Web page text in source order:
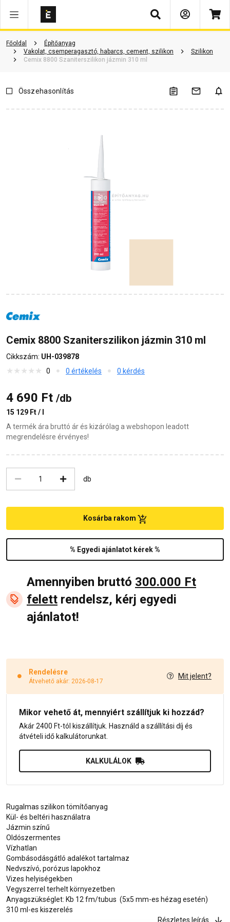
Keresés
Főoldal
Építőanyag
Vakolat, csemperagasztó, habarcs, cement, szilikon
Szilikon
Cemix 8800 Szaniterszilikon jázmin 310 ml
Dokumentumok Kérdések és válaszok
Összehasonlítás
Cemix 8800 Szaniterszilikon jázmin 310 ml
Cikkszám: UH-039878
0
0 értékelés 0 kérdés
4 690 Ft /db
15 129 Ft / l
A termék ára bruttó ár és kizárólag a webshopon leadott
megrendelésre érvényes!
db
% Egyedi ajánlatot kérek %
Kosárba rakom
Amennyiben bruttó 300.000 Ft
felett rendelsz, kérj egyedi
ajánlatot!
Rendelésre
Átvehető akár: 2026-08-17
Mit jelent?
Mikor vehető át, mennyiért szállítjuk ki hozzád?
Akár 2400 Ft-tól kiszállítjuk. Használd a szállítási díj és
átvételi idő kalkulátorunkat.
KALKULÁLOK
Rugalmas szilikon tömítőanyag
Kül- és beltéri használatra
Jázmin színű
Oldószermentes
Vízhatlan
Gombásodásgátló adalékot tartalmaz
Nedvszívó, porózus lapokhoz
Vizes helyiségekben
Vegyszerrel terhelt környezetben
Anyagszükséglet: Kb 12 fm/tubus (5x5 mm-es hézag esetén)
310 ml-es kiszerelés
Részletes leírás